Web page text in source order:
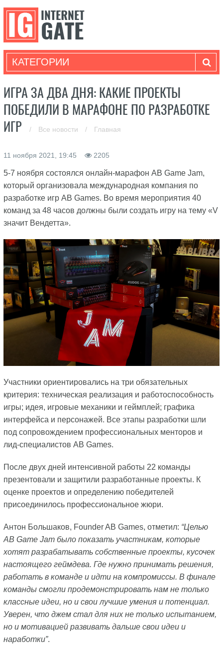
КАТЕГОРИИ
ИГРА ЗА ДВА ДНЯ: КАКИЕ ПРОЕКТЫ
ПОБЕДИЛИ В МАРАФОНЕ ПО РАЗРАБОТКЕ
ИГР
/ Все новости / Главная
11 ноября 2021, 19:45 2205
5-7 ноября состоялся онлайн-марафон AB Game Jam,
который организовала международная компания по
разработке игр AB Games. Во время мероприятия 40
команд за 48 часов должны были создать игру на тему «V
значит Вендетта».
Участники ориентировались на три обязательных
критерия: техническая реализация и работоспособность
игры; идея, игровые механики и геймплей; графика
интерфейса и персонажей. Все этапы разработки шли
под сопровождением профессиональных менторов и
лид-специалистов AB Games.
После двух дней интенсивной работы 22 команды
презентовали и защитили разработанные проекты. К
оценке проектов и определению победителей
присоединилось профессиональное жюри.
Антон Большаков, Founder AB Games, отметил: “Целью
AB Game Jam было показать участникам, которые
хотят разрабатывать собственные проекты, кусочек
настоящего геймдева. Где нужно принимать решения,
работать в команде и идти на компромиссы. В финале
команды смогли продемонстрировать нам не только
классные идеи, но и свои лучшие умения и потенциал.
Уверен, что джем стал для них не только испытанием,
но и мотивацией развивать дальше свои идеи и
наработки”.